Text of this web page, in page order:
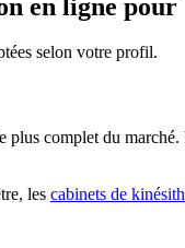
en ligne pour
selon votre profil.
complet du
les cabinets de